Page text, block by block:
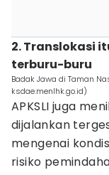
2. Translokasi
terburu-buru
Badak Jawa di Taman
ksdae.menlhk.go.id)
APKSLI juga
dijalankan
mengenai
risiko